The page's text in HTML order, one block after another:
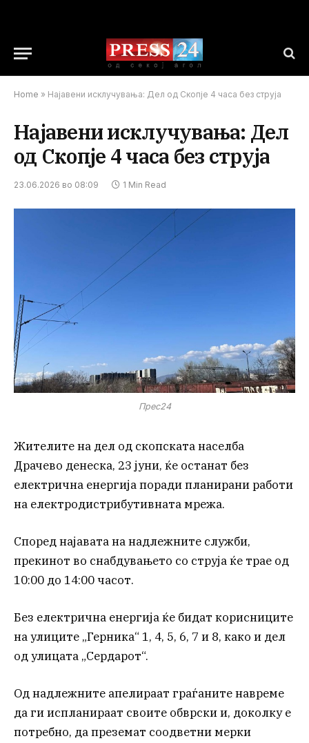
Home » Најавени исклучувања: Дел од Скопје 4 часа без струја
Најавени исклучувања: Дел
од Скопје 4 часа без струја
23.06.2026 во 08:09 1 Min Read
Прес24
Жителите на дел од скопската населба
Драчево денеска, 23 јуни, ќе останат без
електрична енергија поради планирани работи
на електродистрибутивната мрежа.
Според најавата на надлежните служби,
прекинот во снабдувањето со струја ќе трае од
10:00 до 14:00 часот.
Без електрична енергија ќе бидат корисниците
на улиците „Герника“ 1, 4, 5, 6, 7 и 8, како и дел
од улицата „Сердарот“.
Од надлежните апелираат граѓаните навреме
да ги испланираат своите обврски и, доколку е
потребно, да преземат соодветни мерки